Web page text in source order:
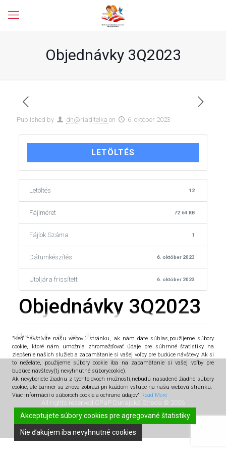
Objednávky 3Q2023
Published by dn@riaditelka on 6. október 2023
LETÖLTÉS
Letöltés 12
Fájlméret 72.64 KB
Fájlok Száma 1
Dátumkészítés 6. október 2023
Utoljára frissített 6. október 2023
Objednávky 3Q2023
Share
All rights reserved CPaP Dunajská Streda © 2026
"Keď navštívite našu webovú stránku, ak nám dáte súhlas,použijeme súbory
cookíe, ktoré nám umožnia zhromažďovať údaje pre súhrnné štatistiky na
zlepšenie našich služieb a zapamätanie si vašej voľby pre budúce návštevy. Ak si
to neželáte, použijeme súbory cookie iba na zapamätanie si vašej voľby pre
budúce návštevy(tj nevyhnutné súborycookie).
Ak nevyberiete žiadnu z týchto dvoch možností,nebudú nasadené žiadne súbory
cookie, ale banner sa znova zobrazí pri každom vstupe na našu webovú stránku.
Viac informácií o súboroch cookie a ochrane údajov" Read More
Akceptujete súbory cookies pre agregované štatistiky
Nie ďakujem iba nevyhnutné cookies